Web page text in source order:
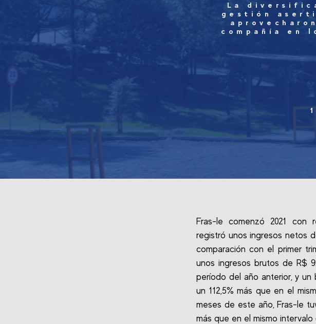
La
gestión
compañía en
Fras-le comenzó 2021 con
registró unos ingresos netos
comparación con el primer
unos ingresos brutos de R$
período del año anterior, y un
un 112,5% más que en el
meses de este año, Fras-le
más que en el mismo intervalo